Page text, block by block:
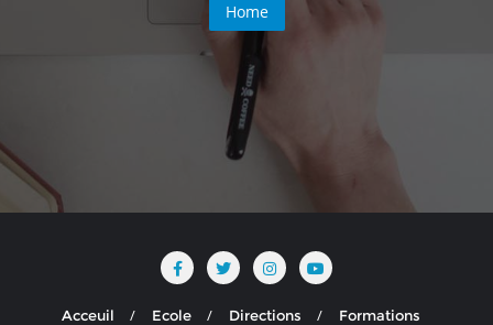
Home
Acceuil Ecole Directions Formations